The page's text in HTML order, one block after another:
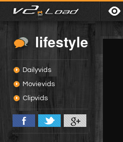
lifestyle
Dailyvids
Movievids
Clipvids